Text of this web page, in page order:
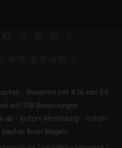
- Bewertet mit 4.76 von 5.0
auf 298 Bewertungen
ab - sofort Abmeldung - sofort
kaufen Ihren Wagen.